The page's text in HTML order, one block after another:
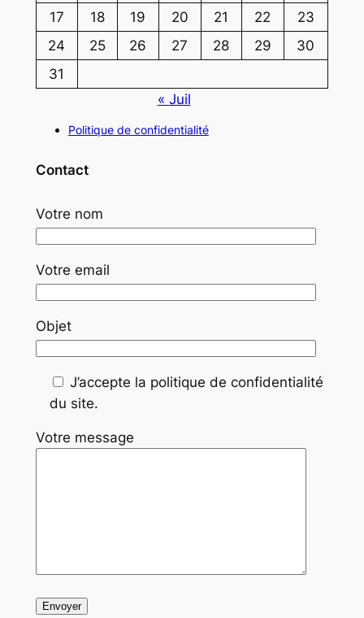
17
18 19 20 21 22
23
24
25 26 27 28 29
30
31
« Juil
Politique de confidentialité
Contact
Votre nom
Votre email
Objet
J’accepte la politique de confidentialité
du site.
Votre message